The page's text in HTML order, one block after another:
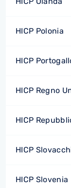
HICP Polonia
HICP
HICP Regno
HICP
HICP
HICP Slovenia